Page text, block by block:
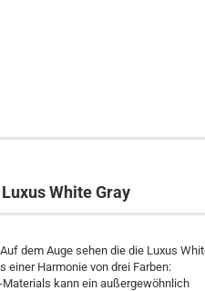
Luxus White Gray
dem Auge sehen die die Luxus
einer Harmonie von drei Farben:
kann ein außergewöhnlich